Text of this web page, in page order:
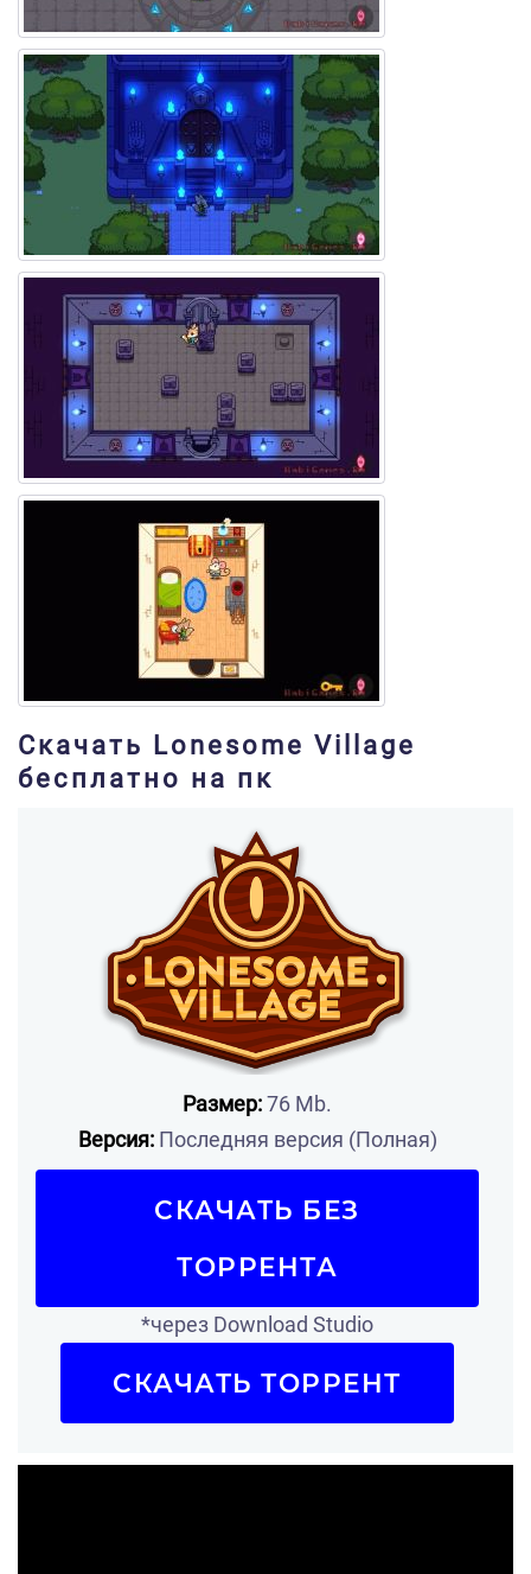
Скачать Lonesome Village
бесплатно на пк
Размер:76 Mb.
Версия:Последняя версия (Полная)
СКАЧАТЬ БЕЗ
ТОРРЕНТА
*через Download Studio
СКАЧАТЬ ТОРРЕНТ